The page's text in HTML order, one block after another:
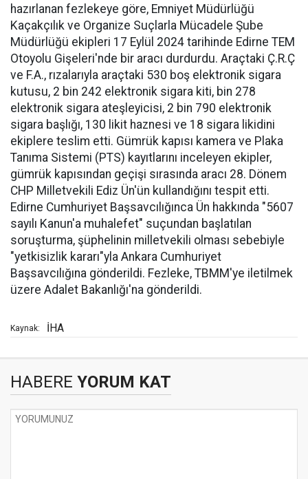
hazırlanan fezlekeye göre, Emniyet Müdürlüğü
Kaçakçılık ve Organize Suçlarla Mücadele Şube
Müdürlüğü ekipleri 17 Eylül 2024 tarihinde Edirne TEM
Otoyolu Gişeleri'nde bir aracı durdurdu. Araçtaki Ç.R.Ç
ve F.A., rızalarıyla araçtaki 530 boş elektronik sigara
kutusu, 2 bin 242 elektronik sigara kiti, bin 278
elektronik sigara ateşleyicisi, 2 bin 790 elektronik
sigara başlığı, 130 likit haznesi ve 18 sigara likidini
ekiplere teslim etti. Gümrük kapısı kamera ve Plaka
Tanıma Sistemi (PTS) kayıtlarını inceleyen ekipler,
gümrük kapısından geçişi sırasında aracı 28. Dönem
CHP Milletvekili Ediz Ün'ün kullandığını tespit etti.
Edirne Cumhuriyet Başsavcılığınca Ün hakkında "5607
sayılı Kanun'a muhalefet" suçundan başlatılan
soruşturma, şüphelinin milletvekili olması sebebiyle
"yetkisizlik kararı"yla Ankara Cumhuriyet
Başsavcılığına gönderildi. Fezleke, TBMM'ye iletilmek
üzere Adalet Bakanlığı'na gönderildi.
Kaynak: İHA
HABERE YORUM KAT